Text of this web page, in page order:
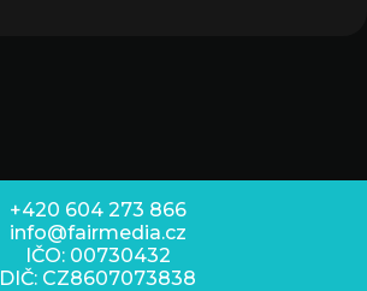
+420 604 273 866
info@fairmedia.cz
IČO: 00730432
DIČ: CZ8607073838